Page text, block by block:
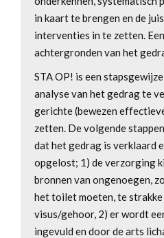
in kaart te brengen en de
interventies in te zetten.
achtergronden van het
STA OP! is een
analyse van het gedrag te
gerichte (bewezen
zetten. De volgende
dat het gedrag is verklaard
opgelost; 1) de verzorging
bronnen van ongenoegen,
het toilet moeten, te
visus/gehoor, 2) er wordt
ingevuld en door de arts